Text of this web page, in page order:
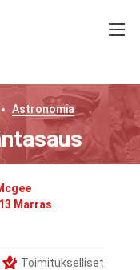
Astronomia
13 Marras
Toimitukselliset